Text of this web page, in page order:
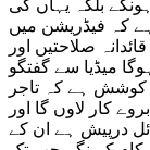
بلکہ یہاں کی
کہ فیڈریشن میں
صلاحتیں اور
میڈیا سے گفتگو
کوشش ہے کہ تاجر
کار لاوں گا اور
درپیش ہے ان کے